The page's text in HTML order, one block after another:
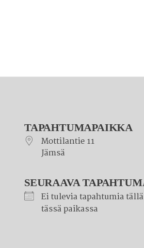
TAPAHTUMAPAIKKA
Mottilantie 11
Jämsä
SEURAAVA
Ei tulevia tapahtumia
tässä paikassa